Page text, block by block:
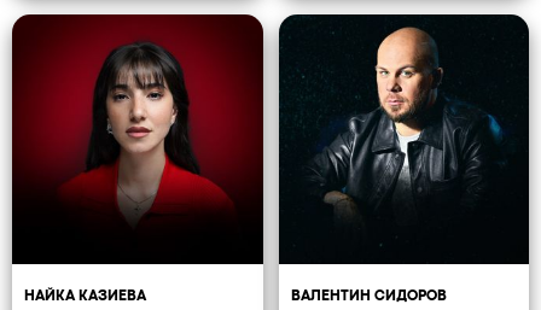
НАЙКА КАЗИЕВА ВАЛЕНТИН СИДОРОВ